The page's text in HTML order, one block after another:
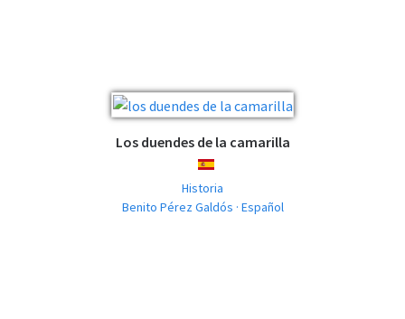
Los duendes de la camarilla
ESPAÑOL
Historia
Benito Pérez Galdós · Español